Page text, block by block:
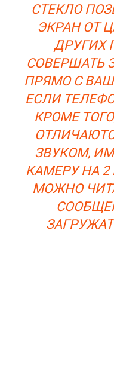
СТЕКЛО
ЭКРАН ОТ
ДРУГИХ
СОВЕРШАТЬ
ПРЯМО С
ЕСЛИ
КРОМЕ
ЗВУКОМ,
КАМЕРУ НА
МОЖНО